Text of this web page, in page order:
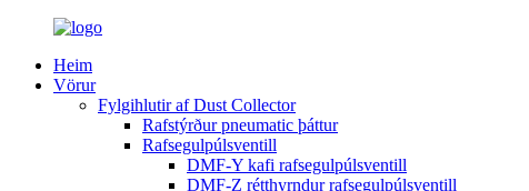
Heim
Vörur
Fylgihlutir af Dust Collector
Rafstýrður pneumatic þáttur
Rafsegulpúlsventill
DMF-Y kafi rafsegulpúlsventill
DMF-Z rétthyrndur rafsegulpúlsventill